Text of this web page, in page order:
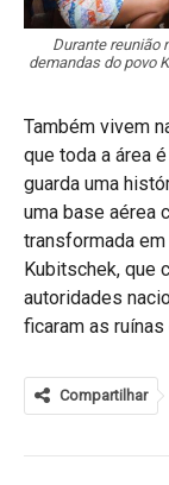
Durante reunião
demandas do povo
Também vivem
que toda a área
guarda uma
uma base aérea
transformada
Kubitschek, que
autoridades
ficaram as
Compartilhar